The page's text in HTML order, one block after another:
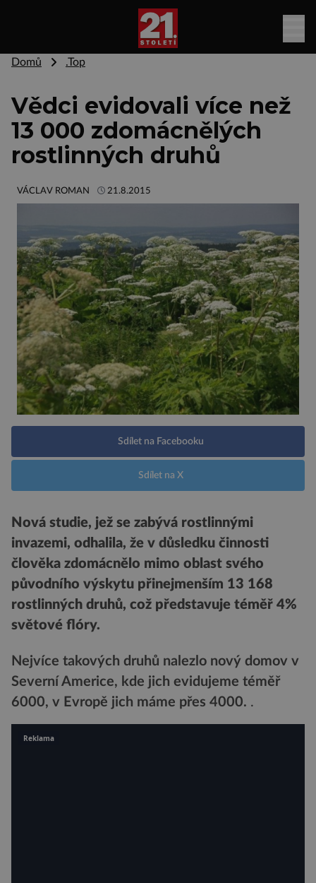
Domů .Top
Vědci evidovali více než
13 000 zdomácnělých
rostlinných druhů
VÁCLAV ROMAN 21.8.2015
Sdílet na Facebooku
Sdílet na X
Nová studie, jež se zabývá rostlinnými
invazemi, odhalila, že v důsledku činnosti
člověka zdomácnělo mimo oblast svého
původního výskytu přinejmenším 13 168
rostlinných druhů, což představuje téměř 4%
světové flóry.
Nejvíce takových druhů nalezlo nový domov v
Severní Americe, kde jich evidujeme téměř
6000, v Evropě jich máme přes 4000. .
Reklama